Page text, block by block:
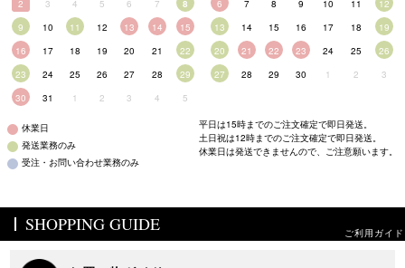
2
3 4 5 6 7
8
9
10 11 12 13 14
15
16
17 18 19 20 21
22
23
24 25 26 27 28
29
30
31 1 2 3 4 5
6
7 8 9 10 11
12
13
14 15 16 17 18
19
20
21 22 23 24 25
26
27
28 29 30 1 2 3
休業日
発送業務のみ
受注・お問い合わせ業務のみ
平日は15時までのご注文確定で即日発送。
土日祝は12時までのご注文確定で即日発送。
休業日は発送できませんので、ご注意願います。
SHOPPING GUIDE ご利用ガイド